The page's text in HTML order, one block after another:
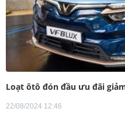
Loạt ôtô đón đầu ưu đãi
22/08/2024 12:46